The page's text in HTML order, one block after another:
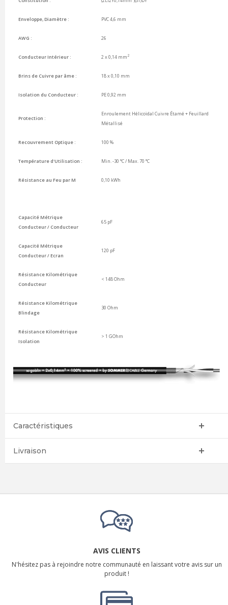
Enveloppe, Diamètre : PVC 4,6 mm
AWG : 26
Conducteur Intérieur : 2 x 0,14 mm2
Brins de Cuivre par âme : 18 x 0,10 mm
Isolation du Conducteur : PE0,92 mm
Protection :
Enroulement Hélicoïdal Cuivre Étamé + Feuillard
Métallisé
Recouvrement Optique : 100 %
Température d'Utilisation : Min. -30 °C / Max. 70 °C
Résistance au Feu par M 0,10 kWh
Capacité Métrique
Conducteur / Conducteur
65 pF
Capacité Métrique
Conducteur / Ecran
120 pF
Résistance Kilométrique
Conducteur
< 148 Ohm
Résistance Kilométrique
Blindage
30 Ohm
Résistance Kilométrique
Isolation
> 1 GOhm
Caractéristiques
Livraison
AVIS CLIENTS
N'hésitez pas à rejoindre notre communauté en laissant votre avis sur un
produit !